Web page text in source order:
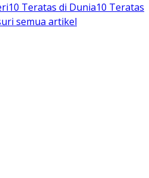
10 Teratas di Dunia10 Teratas
semua artikel